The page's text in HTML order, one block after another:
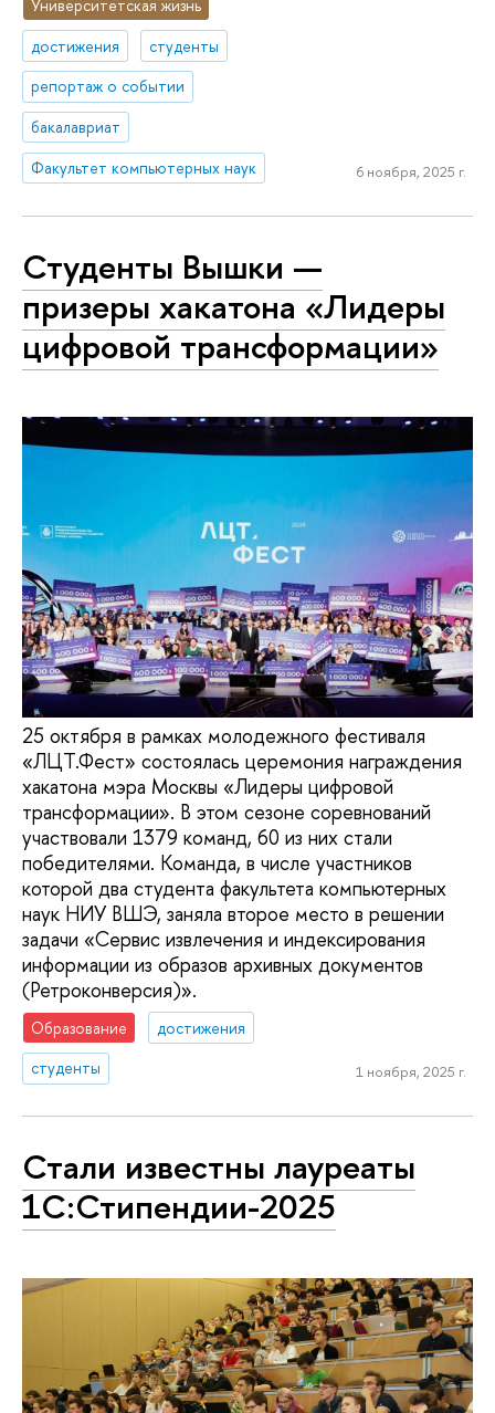
Университетская жизнь
достижения
студенты
репортаж о событии
бакалавриат
Факультет компьютерных наук
6 ноября, 2025 г.
Студенты Вышки —
призеры хакатона «Лидеры
цифровой трансформации»
25 октября в рамках молодежного фестиваля
«ЛЦТ.Фест» состоялась церемония награждения
хакатона мэра Москвы «Лидеры цифровой
трансформации». В этом сезоне соревнований
участвовали 1379 команд, 60 из них стали
победителями. Команда, в числе участников
которой два студента факультета компьютерных
наук НИУ ВШЭ, заняла второе место в решении
задачи «Сервис извлечения и индексирования
информации из образов архивных документов
(Ретроконверсия)».
Образование
достижения
студенты
1 ноября, 2025 г.
Стали известны лауреаты
1C:Стипендии-2025